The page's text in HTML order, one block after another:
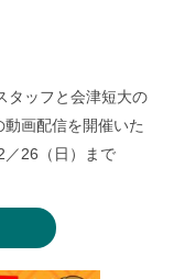
ッフと会津短大の
画配信を開催いた
／26（日）まで